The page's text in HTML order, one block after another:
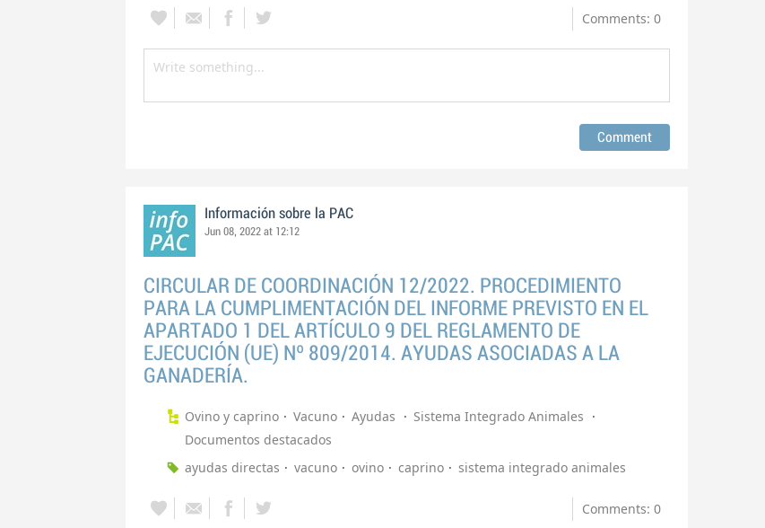
Comments: 0
Información sobre la PAC
Jun 08, 2022 at 12:12
CIRCULAR DE COORDINACIÓN 12/2022. PROCEDIMIENTO
PARA LA CUMPLIMENTACIÓN DEL INFORME PREVISTO EN EL
APARTADO 1 DEL ARTÍCULO 9 DEL REGLAMENTO DE
EJECUCIÓN (UE) Nº 809/2014. AYUDAS ASOCIADAS A LA
GANADERÍA.
Ovino y caprino Vacuno Ayudas
Sistema Integrado Animales
Documentos destacados
ayudas directas
vacuno ovino caprino sistema integrado animales
Comments: 0